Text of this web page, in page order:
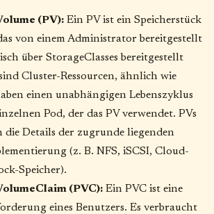
(PV): Ein PV ist ein Speicherstück
von einem Administrator bereitgestellt
über StorageClasses bereitgestellt
Cluster-Ressourcen, ähnlich wie
einen unabhängigen Lebenszyklus
Pod, der das PV verwendet. PVs
die Details der zugrunde liegenden
(z. B. NFS, iSCSI, Cloud-
Speicher).
(PVC): Ein PVC ist eine
eines Benutzers. Es verbraucht